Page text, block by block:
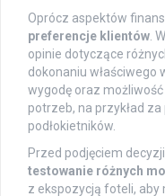
Oprócz aspektów
preferencje klientów.
opinie dotyczące
dokonaniu właściwego
wygodę oraz
potrzeb, na przykład
podłokietników.
Przed podjęciem
testowanie różnych
z ekspozycją foteli, aby